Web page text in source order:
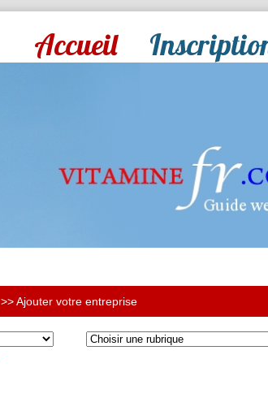
Accueil
>> Ajouter votre entreprise